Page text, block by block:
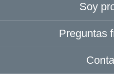
Soy
Preguntas